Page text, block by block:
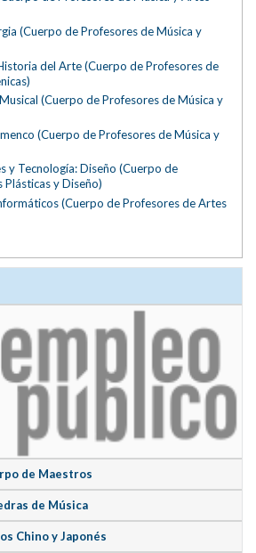
(Cuerpo de Profesores de Música y
del Arte (Cuerpo de Profesores de
(Cuerpo de Profesores de Música y
(Cuerpo de Profesores de Música y
y Tecnología: Diseño (Cuerpo de
y Diseño)
(Cuerpo de Profesores de Artes
de Maestros
de Música
Chino y Japonés